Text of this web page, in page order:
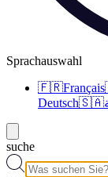
Sprachauswahl
🇫🇷Français
Deutsch🇸🇦
suche